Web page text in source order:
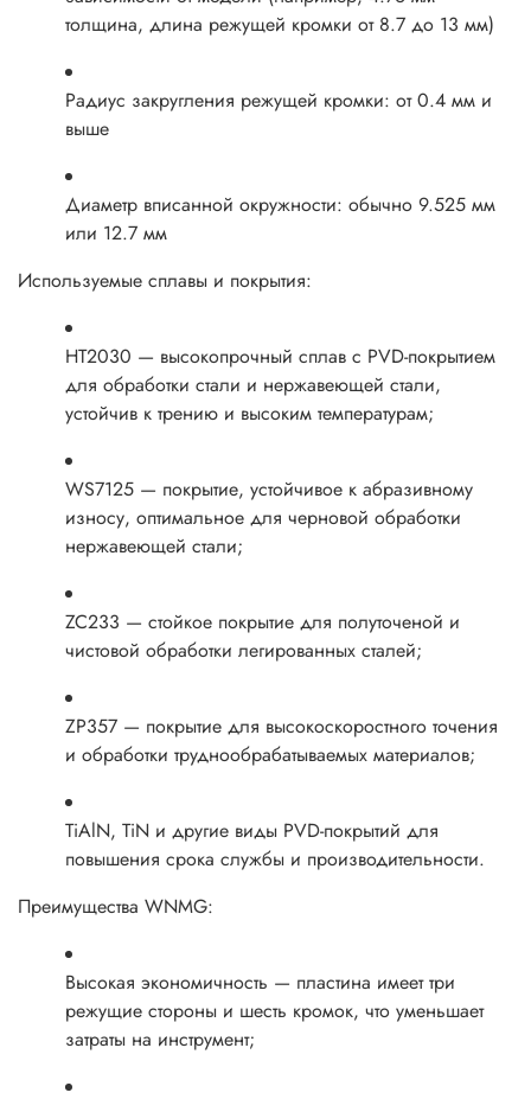
толщина, длина режущей кромки от 8.7 до 13 мм)
Радиус закругления режущей кромки: от 0.4 мм и
выше
Диаметр вписанной окружности: обычно 9.525 мм
или 12.7 мм
Используемые сплавы и покрытия:
HT2030 — высокопрочный сплав с PVD-покрытием
для обработки стали и нержавеющей стали,
устойчив к трению и высоким температурам;
WS7125 — покрытие, устойчивое к абразивному
износу, оптимальное для черновой обработки
нержавеющей стали;
ZC233 — стойкое покрытие для полуточеной и
чистовой обработки легированных сталей;
ZP357 — покрытие для высокоскоростного точения
и обработки труднообрабатываемых материалов;
TiAlN, TiN и другие виды PVD-покрытий для
повышения срока службы и производительности.
Преимущества WNMG:
Высокая экономичность — пластина имеет три
режущие стороны и шесть кромок, что уменьшает
затраты на инструмент;